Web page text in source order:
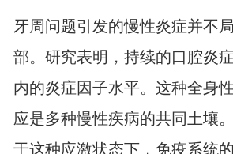
牙周问题引发的慢性炎症并不
部。研究表明，持续的口腔炎
内的炎症因子水平。这种全身
应是多种慢性疾病的共同土壤
于这种应激状态下，免疫系统